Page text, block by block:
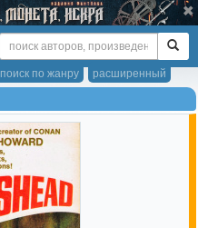
расширенный
поиск по жанру